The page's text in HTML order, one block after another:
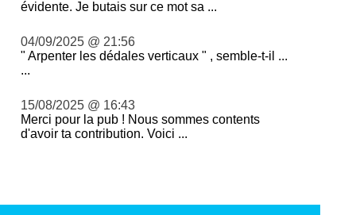
évidente. Je butais sur ce mot sa ...
04/09/2025 @ 21:56
" Arpenter les dédales verticaux " , semble-t-il ...
...
15/08/2025 @ 16:43
Merci pour la pub ! Nous sommes contents
d'avoir ta contribution. Voici ...